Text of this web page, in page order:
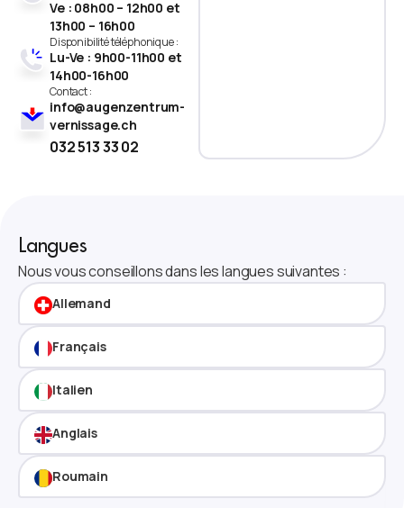
Ve : 08h00 – 12h00 et
13h00 – 16h00
Disponibilité téléphonique :
Lu-Ve : 9h00-11h00 et
14h00-16h00
Contact :
info@augenzentrum-
vernissage.ch
032 513 33 02
Langues
Nous vous conseillons dans les langues suivantes :
Allemand
Français
Italien
Anglais
Roumain